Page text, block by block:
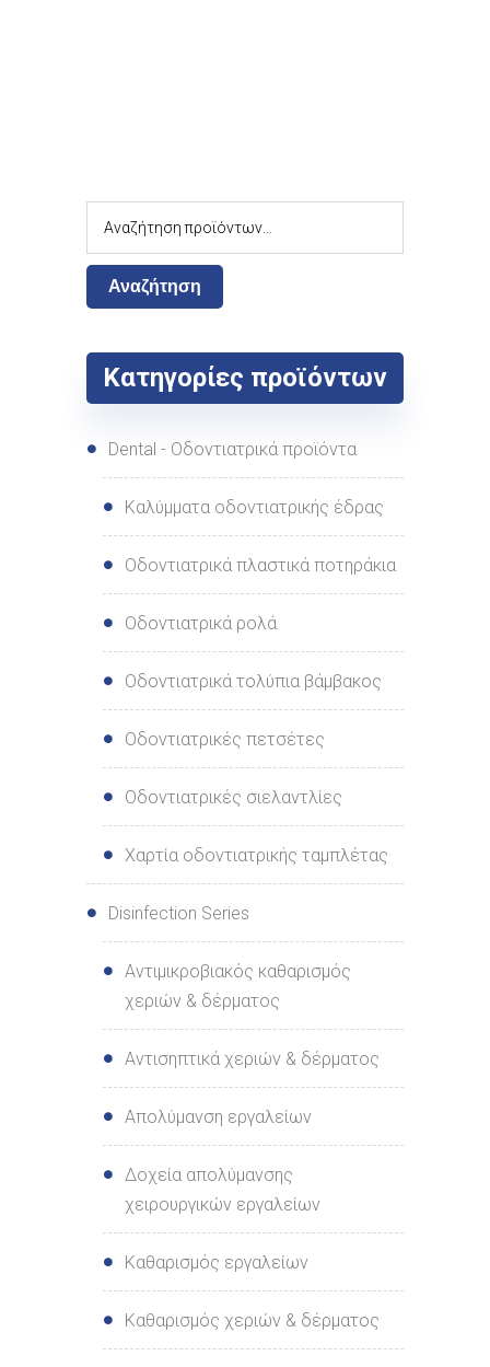
Αναζήτηση
Κατηγορίες προϊόντων
Dental - Οδοντιατρικά προϊόντα
Καλύμματα οδοντιατρικής έδρας
Οδοντιατρικά πλαστικά ποτηράκια
Οδοντιατρικά ρολά
Οδοντιατρικά τολύπια βάμβακος
Οδοντιατρικές πετσέτες
Οδοντιατρικές σιελαντλίες
Χαρτία οδοντιατρικής ταμπλέτας
Disinfection Series
Αντιμικροβιακός καθαρισμός
χεριών & δέρματος
Αντισηπτικά χεριών & δέρματος
Απολύμανση εργαλείων
Δοχεία απολύμανσης
χειρουργικών εργαλείων
Καθαρισμός εργαλείων
Καθαρισμός χεριών & δέρματος